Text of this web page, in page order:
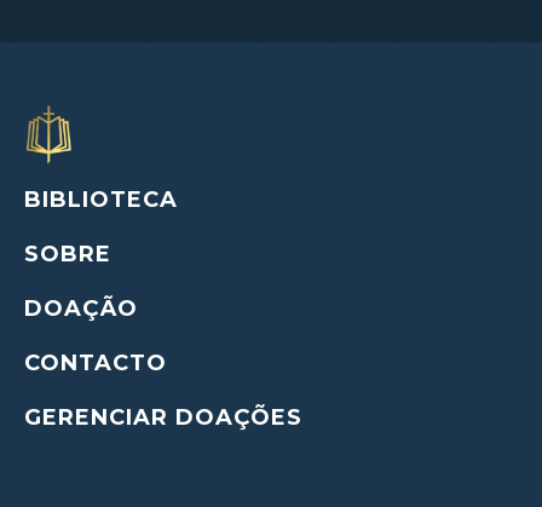
BIBLIOTECA
SOBRE
DOAÇÃO
CONTACTO
GERENCIAR DOAÇÕES